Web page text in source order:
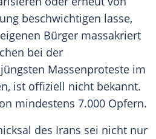
beschwichtigen lasse,
Bürger massakriert
bei der
Massenproteste im
ist offiziell nicht bekannt.
mindestens 7.000 Opfern.
des Irans sei nicht nur